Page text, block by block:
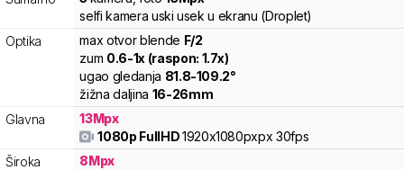
selfi kamera uski usek u ekranu (Droplet)
Optika
max otvor blende F/2
zum 0.6-1x (raspon: 1.7x)
ugao gledanja 81.8-109.2°
žižna daljina 16-26mm
Glavna
13Mpx
1080p FullHD1920x1080pxpx30fps
Široka
8Mpx